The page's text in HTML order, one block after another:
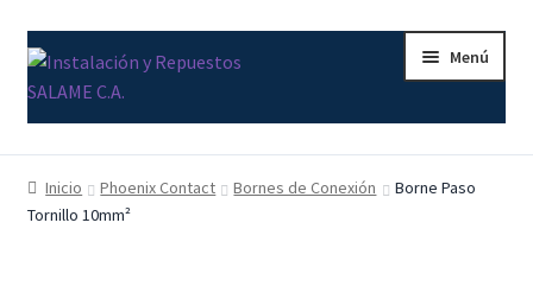
Ir
a
la
Ir
al
contenido
Menú
Inicio
Carrito
Inicio Phoenix Contact Bornes de Conexión
Borne Paso
Tornillo 10mm²